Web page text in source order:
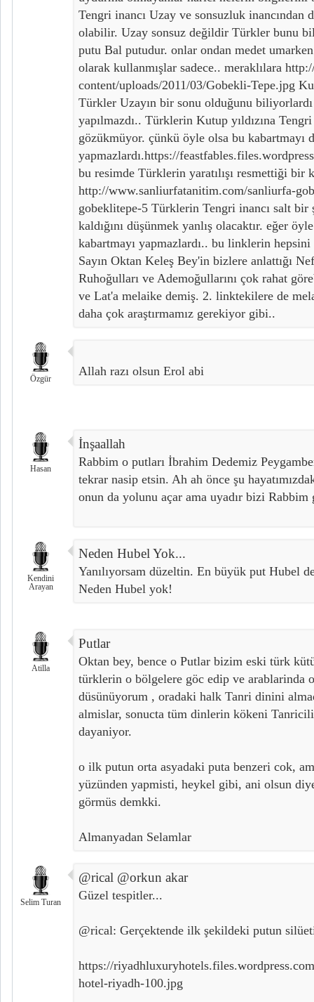
Tengri inancı Uzay ve sonsuzluk inancından
olabilir. Uzay sonsuz değildir Türkler bunu
putu Bal putudur. onlar ondan medet
olarak kullanmışlar sadece.. meraklılara
content/uploads/2011/03/Gobekli-Tepe.jpg
Türkler Uzayın bir sonu olduğunu
yapılmazdı.. Türklerin Kutup yıldızına
gözükmüyor. çünkü öyle olsa bu kabartmayı
yapmazlardı.https://
bu resimde Türklerin yaratılışı resmettiği bir
http://www.sanliurfatanitim.com/sanliurfa-
gobeklitepe-5 Türklerin Tengri inancı salt bir
kaldığını düşünmek yanlış olacaktır. eğer
kabartmayı yapmazlardı.. bu linklerin
Sayın Oktan Keleş Bey'in bizlere anlattığı
Ruhoğulları ve Ademoğullarını çok rahat
ve Lat'a melaike demiş. 2. linktekilere de
daha çok araştırmamız gerekiyor gibi..
Özgür
Allah razı olsun Erol abi
Hasan
İnşaallah
Rabbim o putları İbrahim Dedemiz
tekrar nasip etsin. Ah ah önce şu
onun da yolunu açar ama uyadır bizi
Kendini
Arayan
Neden Hubel Yok...
Yanılıyorsam düzeltin. En büyük put Hubel
Neden Hubel yok!
Atilla
Putlar
Oktan bey, bence o Putlar bizim eski türk
türklerin o bölgelere göc edip ve arablarinda
düsünüyorum , oradaki halk Tanri dinini
almislar, sonucta tüm dinlerin kökeni
dayaniyor.
o ilk putun orta asyadaki puta benzeri cok,
yüzünden yapmisti, heykel gibi, ani olsun
görmüs demkki.
Almanyadan Selamlar
Selim Turan
@rical @orkun akar
Güzel tespitler...
@rical: Gerçektende ilk şekildeki putun
https://
hotel-riyadh-100.jpg